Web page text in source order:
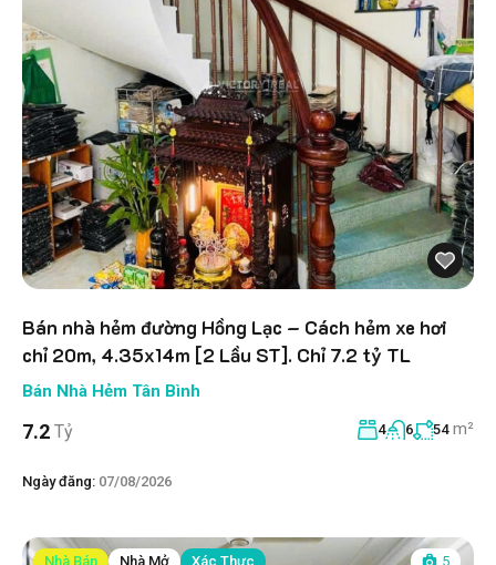
Bán nhà hẻm đường Hồng Lạc – Cách hẻm xe hơi
chỉ 20m, 4.35x14m [2 Lầu ST]. Chỉ 7.2 tỷ TL
Bán Nhà Hẻm Tân Bình
7.2 Tỷ 4 6 54 m²
Ngày đăng: 07/08/2026
Nhà Bán Nhà Mở Xác Thực 5